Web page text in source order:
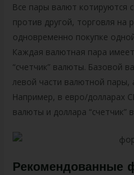
Все пары валют котируются
против другой, торговля на
одновременно покупке
Каждая валютная пара
“счетчик” валюты. Базовой
левой части валютной пары,
Например, в евро/долларах
валюты и доллара “счетчик”
Рекомендованные